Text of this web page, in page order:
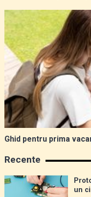
Ghid pentru prima
Recente
un